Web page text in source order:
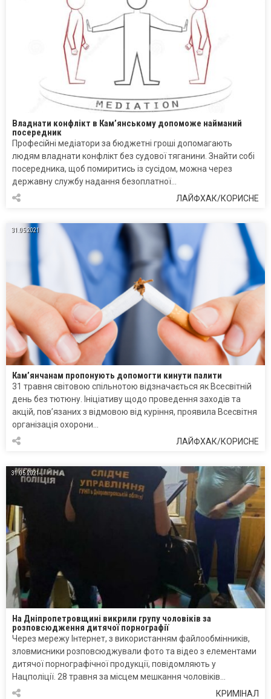
Владнати конфлікт в Кам’янському допоможе найманий
посередник
Професійні медіатори за бюджетні гроші допомагають
людям владнати конфлікт без судової тяганини. Знайти собі
посередника, щоб помиритись із сусідом, можна через
державну службу надання безоплатної…
ЛАЙФХАК/КОРИСНЕ
31.05.2021
Кам’янчанам пропонують допомогти кинути палити
31 травня світовою спільнотою відзначається як Всесвітній
день без тютюну. Ініціативу щодо проведення заходів та
акцій, пов’язаних з відмовою від куріння, проявила Всесвітня
організація охорони…
ЛАЙФХАК/КОРИСНЕ
31.05.2021
На Дніпропетровщині викрили групу чоловіків за
розповсюдження дитячої порнографії
Через мережу Інтернет, з використанням файлообмінників,
зловмисники розповсюджували фото та відео з елементами
дитячої порнографічної продукції, повідомляють у
Нацполіції. 28 травня за місцем мешкання чоловіків…
КРИМІНАЛ